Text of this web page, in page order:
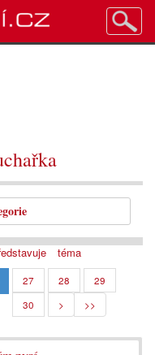
téma
27 28
29
30
> >>